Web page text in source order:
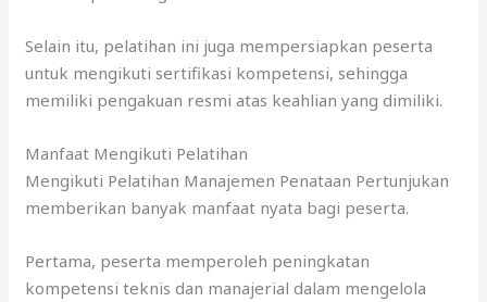
Selain itu, pelatihan ini juga mempersiapkan peserta
untuk mengikuti sertifikasi kompetensi, sehingga
memiliki pengakuan resmi atas keahlian yang dimiliki.
Manfaat Mengikuti Pelatihan
Mengikuti Pelatihan Manajemen Penataan Pertunjukan
memberikan banyak manfaat nyata bagi peserta.
Pertama, peserta memperoleh peningkatan
kompetensi teknis dan manajerial dalam mengelola